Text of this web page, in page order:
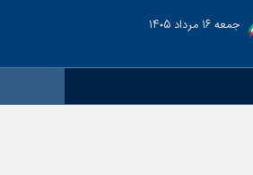
جمعه ۱۶ مرداد ۱۴۰۵